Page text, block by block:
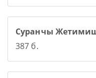
Суранчы
387 б.